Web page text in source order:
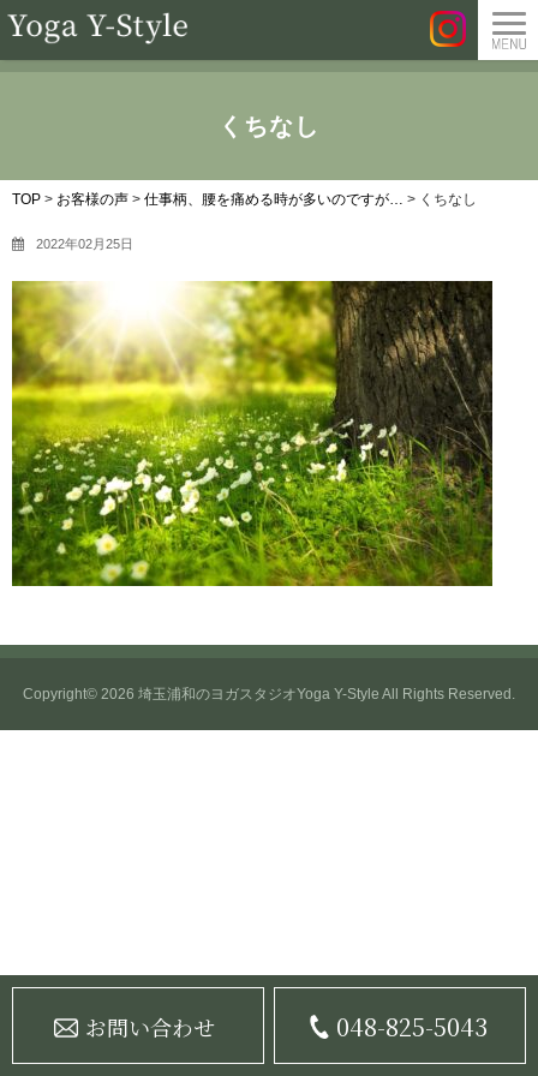
くちなし
TOP > お客様の声 > 仕事柄、腰を痛める時が多いのですが… > くちなし
2022年02月25日
Copyright© 2026 埼玉浦和のヨガスタジオYoga Y-Style All Rights Reserved.
お問い合わせ 048-825-5043